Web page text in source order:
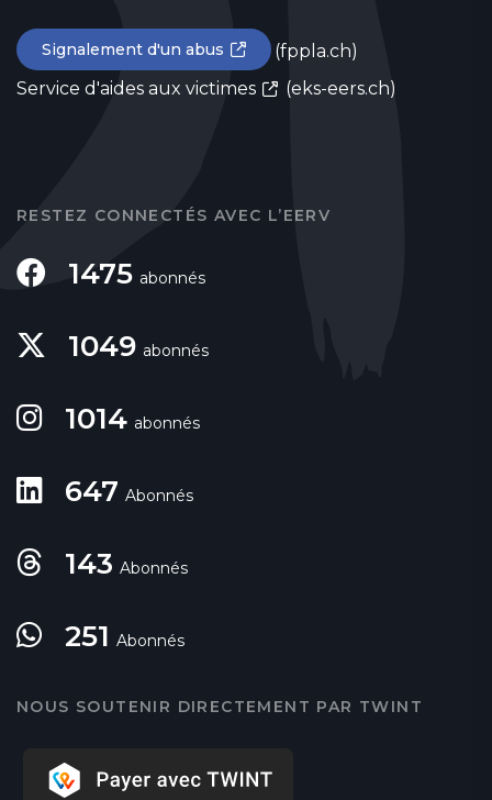
Signalement d'un abus
(fppla.ch)
Service d'aides aux victimes
(eks-eers.ch)
RESTEZ CONNECTÉS AVEC L’EERV
1475 abonnés
1049 abonnés
1014 abonnés
647 Abonnés
143 Abonnés
251 Abonnés
NOUS SOUTENIR DIRECTEMENT PAR TWINT